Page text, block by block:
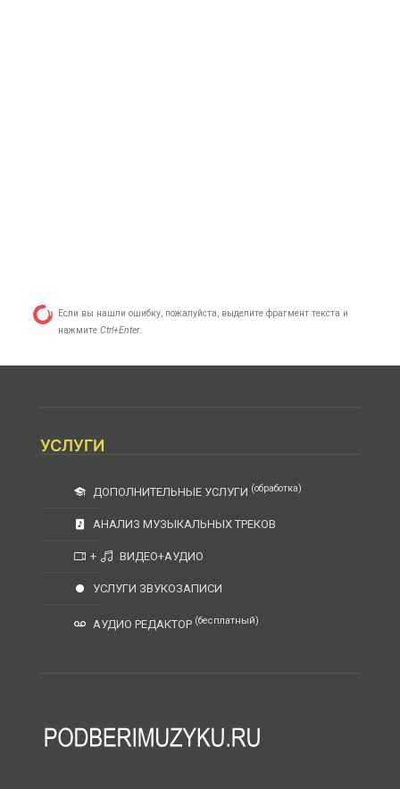
Если вы нашли ошибку, пожалуйста, выделите фрагмент текста и
нажмите Ctrl+Enter.
УСЛУГИ
ДОПОЛНИТЕЛЬНЫЕ УСЛУГИ (обработка)
АНАЛИЗ МУЗЫКАЛЬНЫХ ТРЕКОВ
+ ВИДЕО+АУДИО
УСЛУГИ ЗВУКОЗАПИСИ
АУДИО РЕДАКТОР (бесплатный)